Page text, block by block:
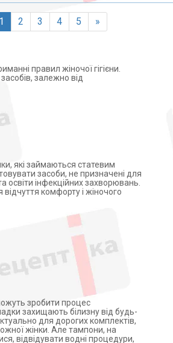
1 2 3 4 5 »
правил жіночої гігієни.
залежно від
які займаються статевим
засоби, не призначені для
освіти інфекційних захворювань.
комфорту і жіночого
зробити процес
захищають білизну від будь-
для дорогих комплектів,
жінки. Але тампони, на
відвідувати водні процедури,